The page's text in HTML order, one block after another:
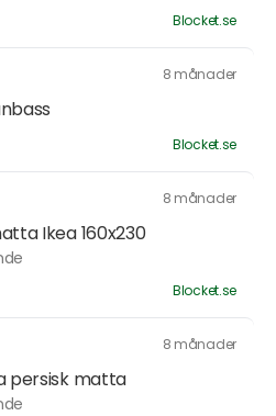
Blocket.se
8 månader
Blocket.se
8 månader
Ikea 160x230
Blocket.se
8 månader
persisk matta